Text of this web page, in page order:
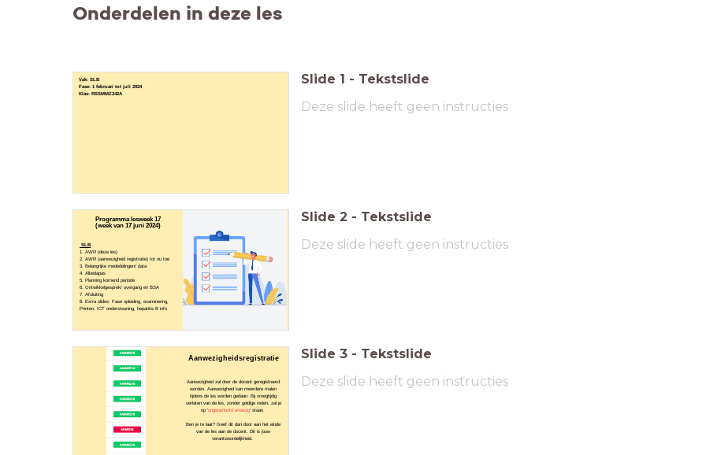
Onderdelen in deze les
Vak: SLB
Fase: 1 februari tot juli 2024
Klas: RSSMMZ242A
Slide 1 - Tekstslide
Deze slide heeft geen instructies
Programma lesweek 17
(week van 17 juni 2024)
SLB
1. AWR (deze les)
2. AWR (aanwezigheid registratie) tot nu toe
3. Belangrijke mededelingen/ data
4. Albedapas
5. Planning komend periode
6. Ontwikkelgesprek/ overgang en BSA
7. Afsluiting
8. Extra slides: Fase opleiding, examinering,
Printen, ICT ondersteuning, hepatitis B info
Slide 2 - Tekstslide
Deze slide heeft geen instructies
Aanwezigheidsregistratie
Aanwezigheid zal door de docent geregistreerd
worden. Aanwezigheid kan meerdere malen
tijdens de les worden gedaan. Bij vroegtijdig
verlaten van de les, zonder geldige reden, zal je
op 'ongeoorloofd afwezig' staan.
Ben je te laat? Geef dit dan door aan het einde
van de les aan de docent. Dit is jouw
verantwoordelijkheid.
Slide 3 - Tekstslide
Deze slide heeft geen instructies